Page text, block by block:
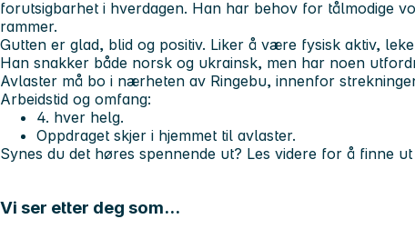
forutsigbarhet i hverdagen. Han har behov for tålmodige
rammer.
Gutten er glad, blid og positiv. Liker å være fysisk aktiv,
Han snakker både norsk og ukrainsk, men har noen
Avlaster må bo i nærheten av Ringebu, innenfor
Arbeidstid og omfang:
4. hver helg.
Oppdraget skjer i hjemmet til avlaster.
Synes du det høres spennende ut? Les videre for å finne
Vi ser etter deg som...